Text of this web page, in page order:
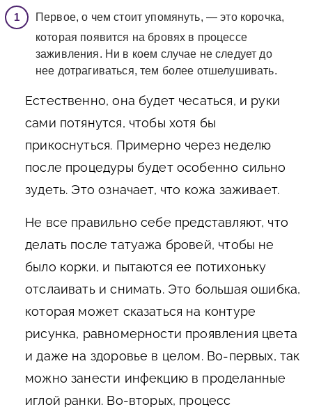
Первое, о чем стоит упомянуть, — это корочка,
которая появится на бровях в процессе
заживления. Ни в коем случае не следует до
нее дотрагиваться, тем более отшелушивать.
Естественно, она будет чесаться, и руки
сами потянутся, чтобы хотя бы
прикоснуться. Примерно через неделю
после процедуры будет особенно сильно
зудеть. Это означает, что кожа заживает.
Не все правильно себе представляют, что
делать после татуажа бровей, чтобы не
было корки, и пытаются ее потихоньку
отслаивать и снимать. Это большая ошибка,
которая может сказаться на контуре
рисунка, равномерности проявления цвета
и даже на здоровье в целом. Во-первых, так
можно занести инфекцию в проделанные
иглой ранки. Во-вторых, процесс